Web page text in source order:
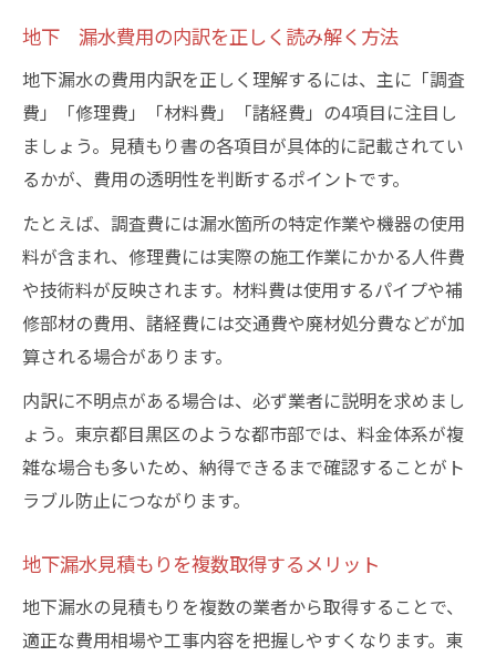
地下 漏水費用の内訳を正しく読み解く方法
地下漏水の費用内訳を正しく理解するには、主に「調査
費」「修理費」「材料費」「諸経費」の4項目に注目し
ましょう。見積もり書の各項目が具体的に記載されてい
るかが、費用の透明性を判断するポイントです。
たとえば、調査費には漏水箇所の特定作業や機器の使用
料が含まれ、修理費には実際の施工作業にかかる人件費
や技術料が反映されます。材料費は使用するパイプや補
修部材の費用、諸経費には交通費や廃材処分費などが加
算される場合があります。
内訳に不明点がある場合は、必ず業者に説明を求めまし
ょう。東京都目黒区のような都市部では、料金体系が複
雑な場合も多いため、納得できるまで確認することがト
ラブル防止につながります。
地下漏水見積もりを複数取得するメリット
地下漏水の見積もりを複数の業者から取得することで、
適正な費用相場や工事内容を把握しやすくなります。東